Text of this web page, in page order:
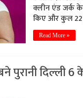
क्लीन एंड जर्क
किए और कुल
Read More »
पुरानी दिल्ली 6